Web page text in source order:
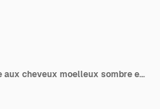
Une femme afro-américaine aux cheveux moelleux sombre et bouleversée massant les tempes se sentant mal à la tête sur fond blanc Douleur dans la tête